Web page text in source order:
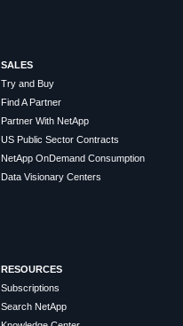
SALES
Try and Buy
Find A Partner
Partner With NetApp
US Public Sector Contracts
NetApp OnDemand Consumption
Data Visionary Centers
RESOURCES
Subscriptions
Search NetApp